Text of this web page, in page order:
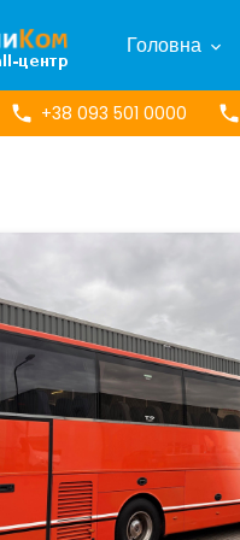
Головна
+38 093 501 0000